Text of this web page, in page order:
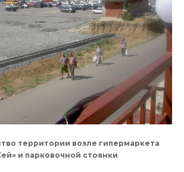
территории возле гипермаркета
и парковочной стоянки